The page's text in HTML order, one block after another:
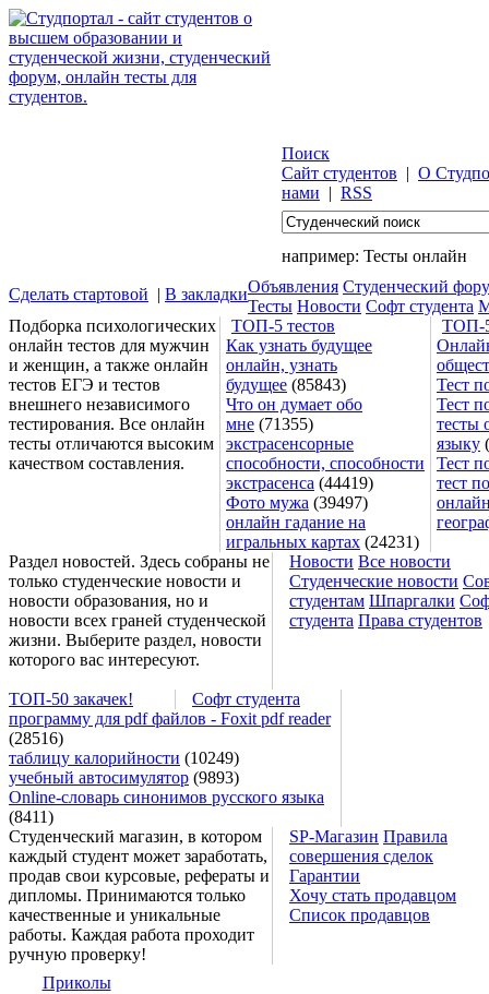
Поиск
Сайт студентов | О
нами | RSS
например: Тесты онлайн
Сделать стартовой | В закладкиОбъявления Студенческий
Тесты Новости Софт студента
Подборка психологических
онлайн тестов для мужчин
и женщин, а также онлайн
тестов ЕГЭ и тестов
внешнего независимого
тестирования. Все онлайн
тесты отличаются высоким
качеством составления.
ТОП-5 тестов
ТОП-
Как узнать будущее
онлайн, узнать
будущее (85843)
Что он думает обо
мне (71355)
экстрасенсорные
способности, способности
экстрасенса (44419)
Фото мужа (39497)
онлайн гадание на
игральных картах (24231)
Тест
Тест
тесты
языку
Тест
тест
Раздел новостей. Здесь собраны не
только студенческие новости и
новости образования, но и
новости всех граней студенческой
жизни. Выберите раздел, новости
которого вас интересуют.
Новости Все новости
Студенческие новости
студентам Шпаргалки
студента Права студентов
ТОП-50 закачек!
Софт студента
программу для pdf файлов - Foxit pdf reader
(28516)
таблицу калорийности (10249)
учебный автосимулятор (9893)
Online-словарь синонимов русского языка
(8411)
Студенческий магазин, в котором
каждый студент может заработать,
продав свои курсовые, рефераты и
дипломы. Принимаются только
качественные и уникальные
работы. Каждая работа проходит
ручную проверку!
SP-Магазин Правила
совершения сделок
Гарантии
Хочу стать продавцом
Список продавцов
Приколы